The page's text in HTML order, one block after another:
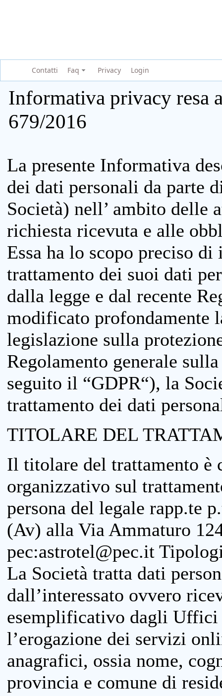
Contatti Faq Privacy Login
Informativa privacy resa
679/2016
La presente Informativa
dei dati personali da parte
Società) nell’ ambito delle
richiesta ricevuta e alle
Essa ha lo scopo preciso
trattamento dei suoi dati
dalla legge e dal recente
modificato profondamente
legislazione sulla
Regolamento generale
seguito il “GDPR“), la
trattamento dei dati
TITOLARE DEL
Il titolare del trattamento è
organizzativo sul
persona del legale rapp.te
(Av) alla Via Ammaturo
pec:astrotel@pec.it
La Società tratta dati
dall’interessato ovvero
esemplificativo dagli
l’erogazione dei servizi
anagrafici, ossia nome,
provincia e comune di